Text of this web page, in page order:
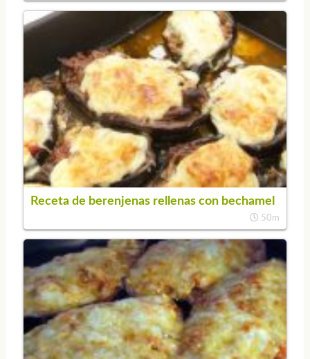
Receta de berenjenas rellenas con bechamel
50m